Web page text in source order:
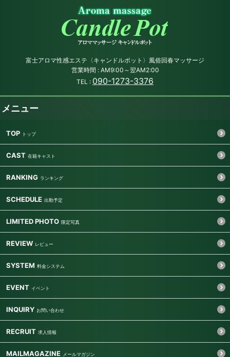
富士アロマ性感エステ〈キャンドルポット〉風俗回春マッサージ
営業時間 : AM9:00～翌AM2:00
TEL : 090-1273-3376
メニュー
TOP
CAST
RANKING
SCHEDULE
LIMITED PHOTO
REVIEW
SYSTEM
EVENT
INQUIRY
RECRUIT
MAILMAGAZINE